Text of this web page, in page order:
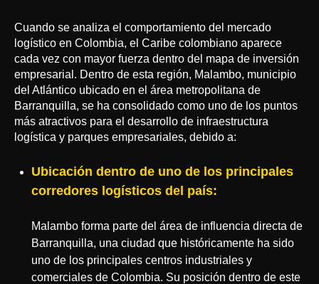
Cuando se analiza el comportamiento del mercado
logístico en Colombia, el Caribe colombiano aparece
cada vez con mayor fuerza dentro del mapa de inversión
empresarial. Dentro de esta región, Malambo, municipio
del Atlántico ubicado en el área metropolitana de
Barranquilla, se ha consolidado como uno de los puntos
más atractivos para el desarrollo de infraestructura
logística y parques empresariales, debido a:
Ubicación dentro de uno de los principales
corredores logísticos del país:
Malambo forma parte del área de influencia directa de
Barranquilla, una ciudad que históricamente ha sido
uno de los principales centros industriales y
comerciales de Colombia. Su posición dentro de este